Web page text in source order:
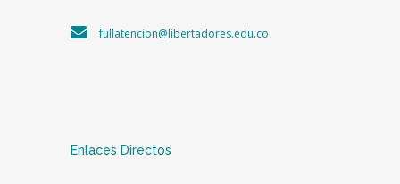
fullatencion@libertadores.edu.co
Enlaces Directos